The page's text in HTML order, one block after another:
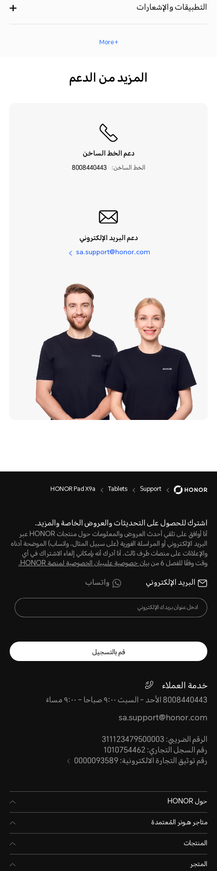
التطبيقات والإشعارات
+ More
المزيد من الدعم
دعم الخط الساخن
الخط الساخن: 8008440443
دعم البريد الإلكتروني
sa.support@honor.com
Support
Tablets
HONOR Pad X9a
اشترك للحصول على التحديثات والعروض الخاصة والمزيد.
أنا أوافق على تلقي أحدث العروض والمعلومات حول منتجات HONOR عبر
البريد الإلكتروني أو المراسلة الفورية (على سبيل المثال، واتساب) الموضحة أدناه
والإعلانات على منصات طرف ثالث. أنا أدرك أنه بإمكاني إلغاء الاشتراك في أي
وقت وفقًا للفصل 6 من
بيان خصوصية علىبيان الخصوصية لمنصة HONOR‬.
البريد الإلكتروني واتساب
قم بالتسجيل
خدمة العملاء
8008440443 الأحد - السبت ٩:٠٠ صباحا - ٩:٠٠ مساءً
sa.support@honor.com
الرقم الضريبي: 311123479500003
رقم السجل التجاري: 1010754462
رقم توثيق التجارة الالكترونية: 0000093589
حول HONOR
متاجر هـونر المُعتمدة
المنتجات
المتجر